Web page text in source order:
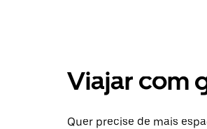
Viajar com
Quer precise de mais